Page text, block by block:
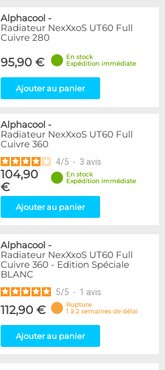
Alphacool -
Radiateur NexXxoS UT60 Full
Cuivre 280
95,90 €
En stock
Expédition immédiate
Ajouter au panier
Alphacool -
Radiateur NexXxoS UT60 Full
Cuivre 360
4/5 - 3 avis
104,90
€
En stock
Expédition immédiate
Ajouter au panier
Alphacool -
Radiateur NexXxoS UT60 Full
Cuivre 360 - Edition Spéciale
BLANC
5/5 - 1 avis
112,90 €
Rupture
1 à 2 semaines de délai
Ajouter au panier